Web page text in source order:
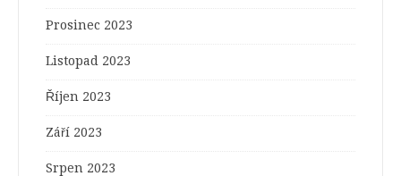
Prosinec 2023
Listopad 2023
Říjen 2023
Září 2023
Srpen 2023